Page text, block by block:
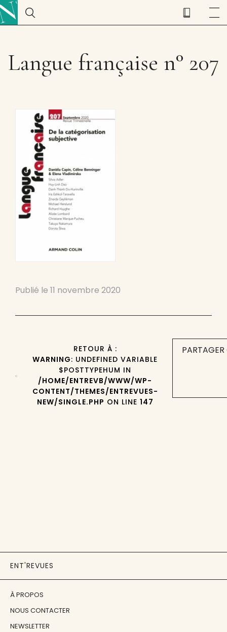
Langue française n° 207
Publié le 11 novembre 2020
RETOUR À :
WARNING: UNDEFINED VARIABLE
$POSTTYPEHUM IN
/HOME/ENTREVB/WWW/WP-
CONTENT/THEMES/ENTREVUES-
NEW/SINGLE.PHP ON LINE 147
ENT'REVUES
À PROPOS
NOUS CONTACTER
NEWSLETTER